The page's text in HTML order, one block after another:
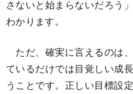
さないと始まらないだろう
わかります。
ただ、確実に言えるのは
ているだけでは目覚しい成
うことです。正しい目標設